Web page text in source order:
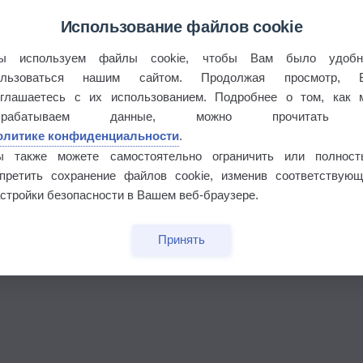
Использование файлов cookie
используем файлы cookie, чтобы Вам было
нашим сайтом. Продолжая просмотр,
с их использованием. Подробнее о том, как
данные, можно прочитать
конфиденциальности.
также можете самостоятельно ограничить или
сохранение файлов cookie, изменив
безопасности в Вашем веб-браузере.
Принять